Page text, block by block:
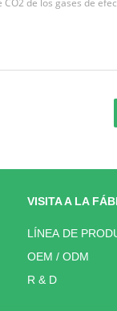
VISITA A LA
LÍNEA DE
OEM / ODM
R & D